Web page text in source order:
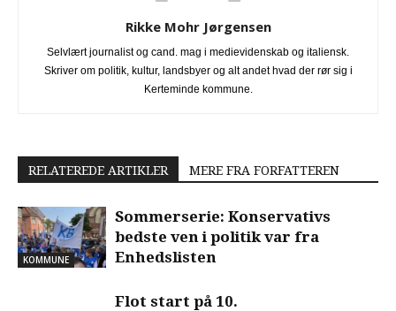
Rikke Mohr Jørgensen
Selvlært journalist og cand. mag i medievidenskab og italiensk.
Skriver om politik, kultur, landsbyer og alt andet hvad der rør sig i
Kerteminde kommune.
RELATEREDE ARTIKLER MERE FRA FORFATTEREN
KOMMUNE
Sommerserie: Konservativs
bedste ven i politik var fra
Enhedslisten
Flot start på 10.